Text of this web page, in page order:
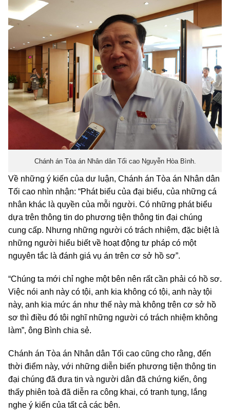
Chánh án Tòa án Nhân dân Tối cao Nguyễn Hòa Bình.
Về những ý kiến của dư luận, Chánh án Tòa án Nhân dân
Tối cao nhìn nhận: “Phát biểu của đại biểu, của những cá
nhân khác là quyền của mỗi người. Có những phát biểu
dựa trên thông tin do phương tiện thông tin đại chúng
cung cấp. Nhưng những người có trách nhiệm, đặc biệt là
những người hiểu biết về hoạt động tư pháp có một
nguyên tắc là đánh giá vụ án trên cơ sở hồ sơ”.
“Chúng ta mới chỉ nghe một bên nên rất cần phải có hồ sơ.
Việc nói anh này có tội, anh kia không có tội, anh này tội
này, anh kia mức án như thế này mà không trên cơ sở hồ
sơ thì điều đó tôi nghĩ những người có trách nhiệm không
làm”, ông Bình chia sẻ.
Chánh án Tòa án Nhân dân Tối cao cũng cho rằng, đến
thời điểm này, với những diễn biến phương tiện thông tin
đại chúng đã đưa tin và người dân đã chứng kiến, ông
thấy phiên toà đã diễn ra công khai, có tranh tụng, lắng
nghe ý kiến của tất cả các bên.